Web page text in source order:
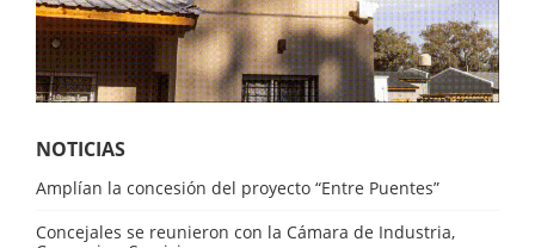
NOTICIAS
Amplían la concesión del proyecto “Entre Puentes”
Concejales se reunieron con la Cámara de Industria,